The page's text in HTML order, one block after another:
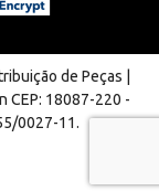
de Peças |
CEP: 18087-220 -
0027-11.